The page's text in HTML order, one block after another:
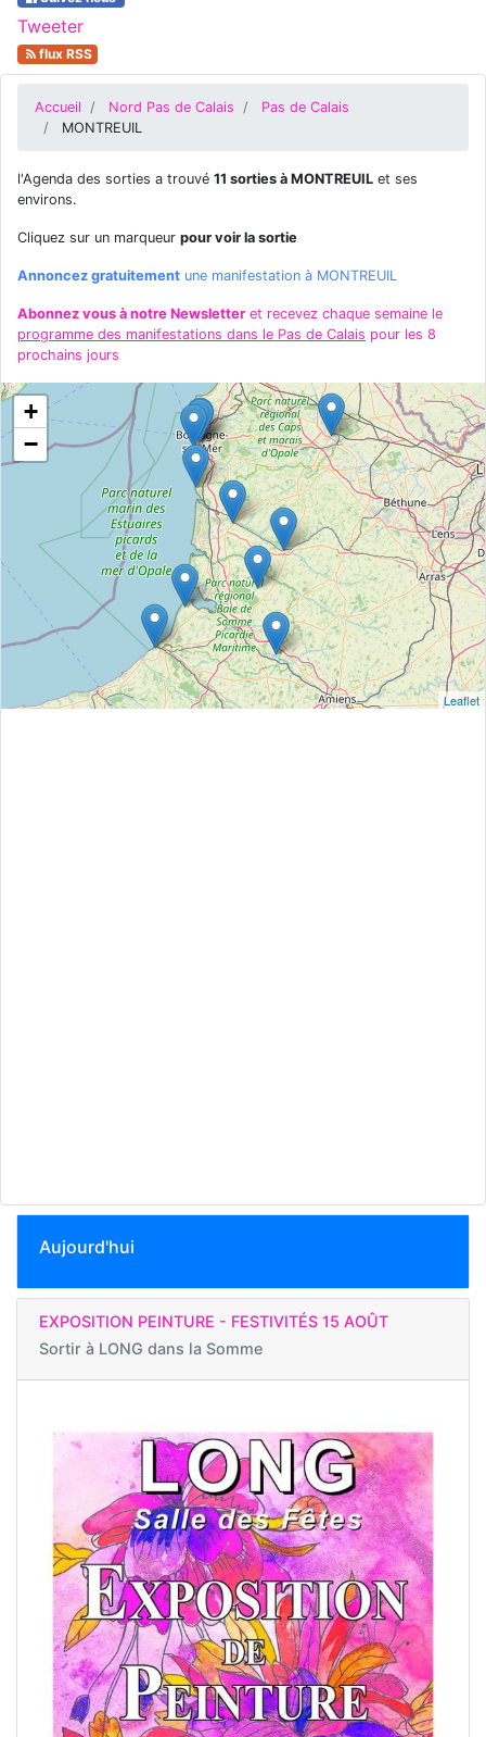
Tweeter
flux RSS
Accueil Nord Pas de Calais
Pas de Calais
MONTREUIL
l'Agenda des sorties a trouvé 11 sorties à MONTREUIL et ses
environs.
Cliquez sur un marqueur pour voir la sortie
Annoncez gratuitement une manifestation à MONTREUIL
Abonnez vous à notre Newsletter et recevez chaque semaine le
programme des manifestations dans le Pas de Calais pour les 8
prochains jours
+
−
Leaflet
Aujourd'hui
EXPOSITION PEINTURE - FESTIVITÉS 15 AOÛT
Sortir à LONG dans la Somme